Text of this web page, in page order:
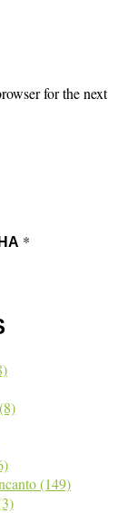
for the next
*
(8)
(149)